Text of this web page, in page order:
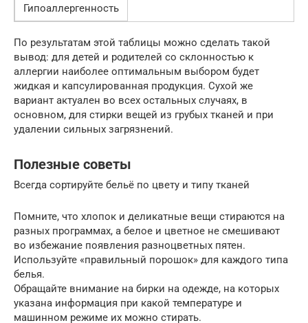
Гипоаллергенность
По результатам этой таблицы можно сделать такой
вывод: для детей и родителей со склонностью к
аллергии наиболее оптимальным выбором будет
жидкая и капсулированная продукция. Сухой же
вариант актуален во всех остальных случаях, в
основном, для стирки вещей из грубых тканей и при
удалении сильных загрязнений.
Полезные советы
Всегда сортируйте бельё по цвету и типу тканей
Помните, что хлопок и деликатные вещи стираются на
разных программах, а белое и цветное не смешивают
во избежание появления разноцветных пятен.
Используйте «правильный порошок» для каждого типа
белья.
Обращайте внимание на бирки на одежде, на которых
указана информация при какой температуре и
машинном режиме их можно стирать.